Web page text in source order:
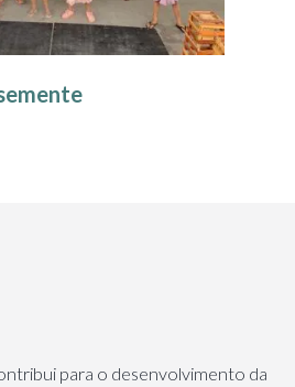
para o desenvolvimento da